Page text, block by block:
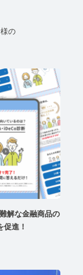
の
解な金融商品の
促進！